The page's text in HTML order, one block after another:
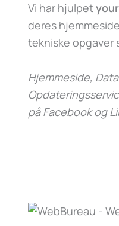
Vi har hjulpet
deres
tekniske opgaver
Hjemmeside,
på Facebook og